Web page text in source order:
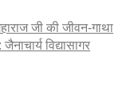
जी की जीवन-गाथा
विद्यासागर